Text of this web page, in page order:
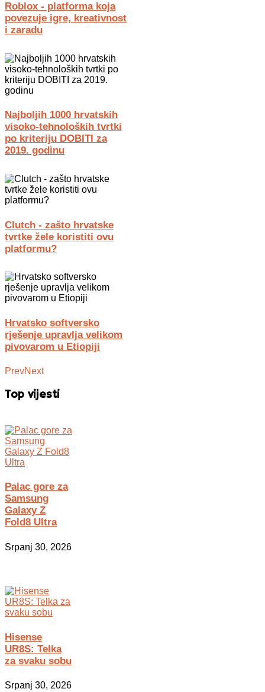
Roblox - platforma koja
povezuje igre, kreativnost
i zaradu
Najboljih 1000 hrvatskih
visoko-tehnoloških tvrtki
po kriteriju DOBITI za
2019. godinu
Clutch - zašto hrvatske
tvrtke žele koristiti ovu
platformu?
Hrvatsko softversko
rješenje upravlja velikom
pivovarom u Etiopiji
PrevNext
Top vijesti
Palac gore za
Samsung
Galaxy Z
Fold8 Ultra
Srpanj 30, 2026
Hisense
UR8S: Telka
za svaku sobu
Srpanj 30, 2026